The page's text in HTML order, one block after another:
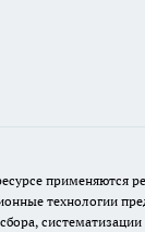
применяются
технологии
систематизации